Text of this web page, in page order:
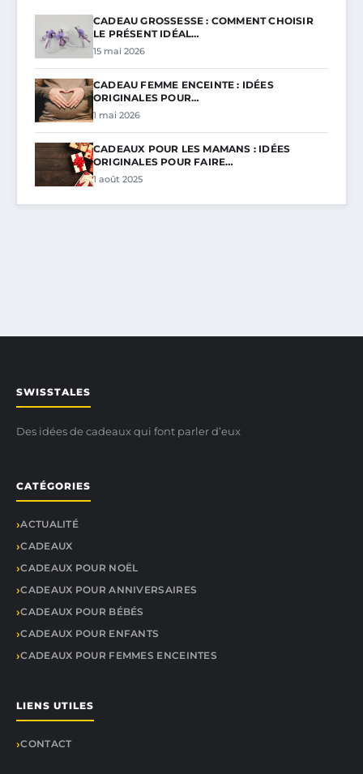
CADEAU GROSSESSE : COMMENT CHOISIR
LE PRÉSENT IDÉAL…
15 mai 2026
CADEAU FEMME ENCEINTE : IDÉES
ORIGINALES POUR…
1 mai 2026
CADEAUX POUR LES MAMANS : IDÉES
ORIGINALES POUR FAIRE…
1 août 2025
SWISSTALES
Des idées de cadeaux qui font parler d’eux
CATÉGORIES
ACTUALITÉ
CADEAUX
CADEAUX POUR NOËL
CADEAUX POUR ANNIVERSAIRES
CADEAUX POUR BÉBÉS
CADEAUX POUR ENFANTS
CADEAUX POUR FEMMES ENCEINTES
LIENS UTILES
CONTACT